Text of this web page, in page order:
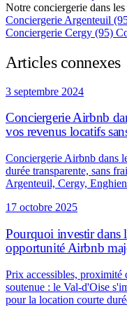
Notre conciergerie dans
Conciergerie Argenteuil
Conciergerie Cergy (95)
Articles connexes
3 septembre 2024
Conciergerie Airbnb
vos revenus locatifs
Conciergerie Airbnb dans
durée transparente, sans
Argenteuil, Cergy,
17 octobre 2025
Pourquoi investir dans
opportunité Airbnb
Prix accessibles, proximité
soutenue : le Val-d'Oise
pour la location courte